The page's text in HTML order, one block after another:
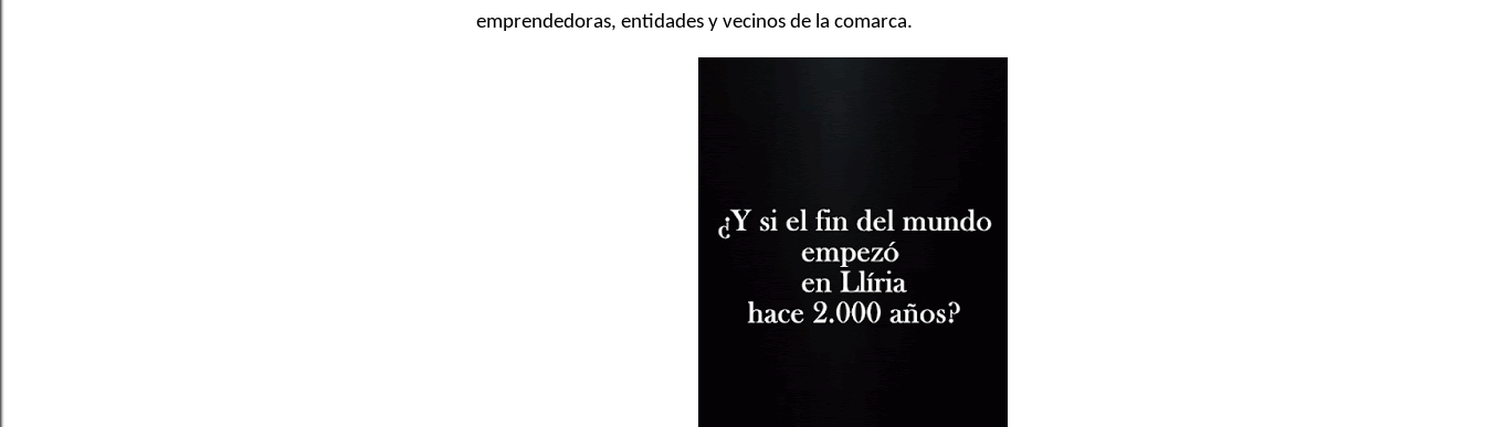
emprendedoras, entidades y vecinos de la comarca.